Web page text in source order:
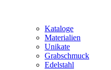
Kataloge
Materialien
Unikate
Grabschmuck
Edelstahl